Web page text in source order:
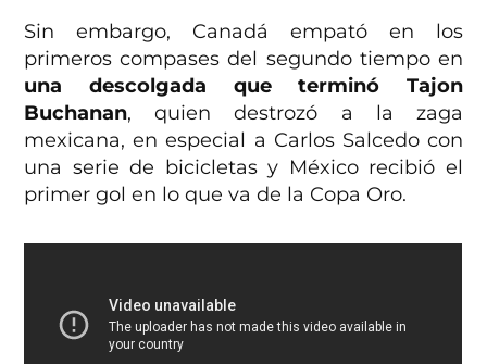
Sin embargo, Canadá empató en los
primeros compases del segundo tiempo en
una descolgada que terminó Tajon
Buchanan, quien destrozó a la zaga
mexicana, en especial a Carlos Salcedo con
una serie de bicicletas y México recibió el
primer gol en lo que va de la Copa Oro.